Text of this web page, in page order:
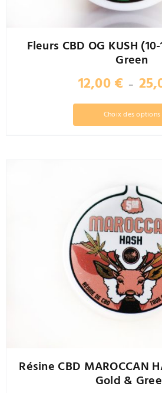
Fleurs CBD OG KUSH
Green
12,00€ –
Choix des options
Ce
produit
Les
options
être
sur
la
page
du
produit
Résine CBD MAROCCAN
Gold &